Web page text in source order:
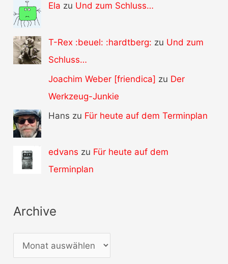
Ela zu Und zum Schluss…
T-Rex :beuel: :hardtberg: zu Und zum
Schluss…
Joachim Weber [friendica] zu Der
Werkzeug-Junkie
Hans zu Für heute auf dem Terminplan
edvans zu Für heute auf dem
Terminplan
Archive
r